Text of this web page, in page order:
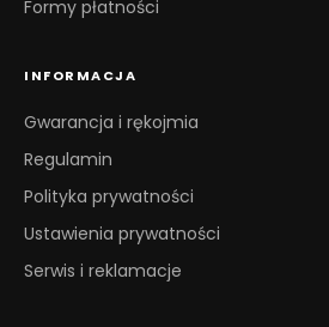
Formy płatności
INFORMACJA
Gwarancja i rękojmia
Regulamin
Polityka prywatności
Ustawienia prywatności
Serwis i reklamacje